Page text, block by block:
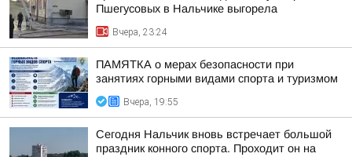
Пшегусовых в Нальчике выгорела
Вчера, 23:24
ПАМЯТКА о мерах безопасности при
занятиях горными видами спорта и туризмом
Вчера, 19:55
Сегодня Нальчик вновь встречает большой
праздник конного спорта. Проходит он на